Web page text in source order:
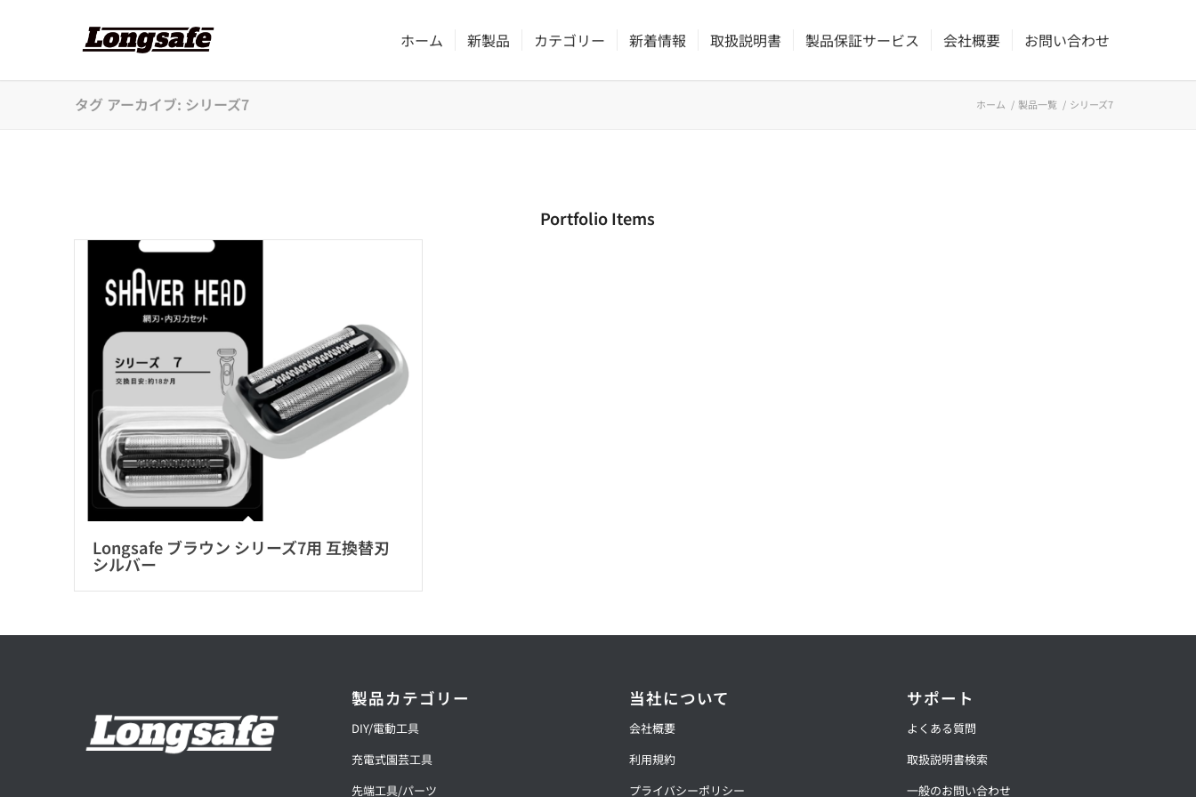
ホーム 新製品 カテゴリー 新着情報 取扱説明書 製品保証サービス 会社概要 お問い合わせ
タグ アーカイブ: シリーズ7 ホーム / 製品一覧 / シリーズ7
Portfolio Items
Longsafe ブラウン シリーズ7用 互換替刃
シルバー
製品カテゴリー
DIY/電動工具
充電式園芸工具
先端工具/パーツ
当社について
会社概要
利用規約
プライバシーポリシー
サポート
よくある質問
取扱説明書検索
一般のお問い合わせ